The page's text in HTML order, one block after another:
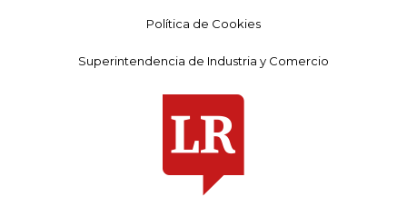
Política de Cookies
Superintendencia de Industria y Comercio